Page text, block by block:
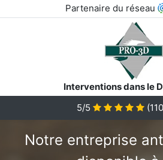
Partenaire du réseau
Interventions dans le
5/5
(110
Notre entreprise